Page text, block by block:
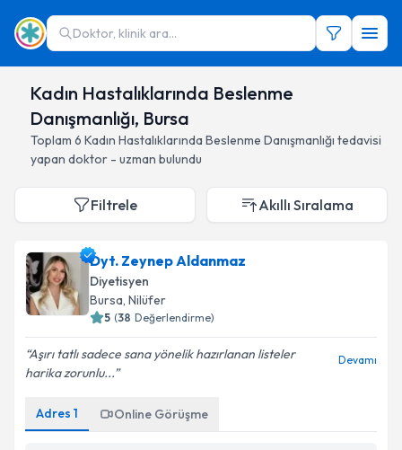
Doktor, klinik ara...
Kadın Hastalıklarında Beslenme
Danışmanlığı, Bursa
Toplam 6 Kadın Hastalıklarında Beslenme Danışmanlığı tedavisi
yapan doktor - uzman bulundu
Filtrele Akıllı Sıralama
Dyt. Zeynep Aldanmaz
Diyetisyen
Bursa, Nilüfer
5 (38 Değerlendirme)
Aşırı tatlı sadece sana yönelik hazırlanan listeler
harika zorunlu...
Devamı
Adres 1 Online Görüşme